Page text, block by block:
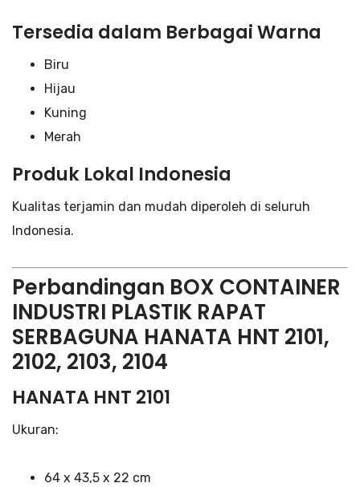
Tersedia dalam Berbagai Warna
Biru
Hijau
Kuning
Merah
Produk Lokal Indonesia
Kualitas terjamin dan mudah diperoleh di seluruh
Indonesia.
Perbandingan BOX CONTAINER
INDUSTRI PLASTIK RAPAT
SERBAGUNA HANATA HNT 2101,
2102, 2103, 2104
HANATA HNT 2101
Ukuran:
64 x 43,5 x 22 cm